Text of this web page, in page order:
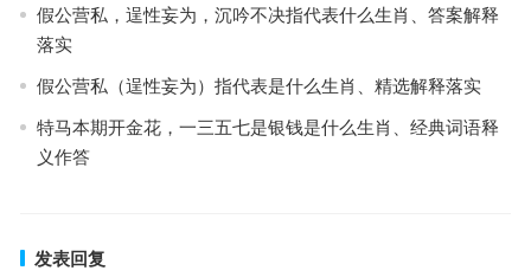
假公营私，逞性妄为，沉吟不决指代表什么生肖、答案解释
落实
假公营私（逞性妄为）指代表是什么生肖、精选解释落实
特马本期开金花，一三五七是银钱是什么生肖、经典词语释
义作答
发表回复